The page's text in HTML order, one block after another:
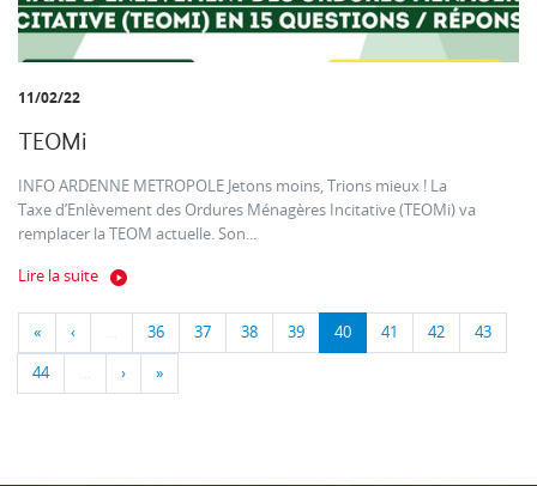
11/02/22
TEOMi
INFO ARDENNE METROPOLE Jetons moins, Trions mieux ! La
Taxe d’Enlèvement des Ordures Ménagères Incitative (TEOMi) va
remplacer la TEOM actuelle. Son...
Lire la suite
« ‹ … 36 37 38 39 40 41 42 43
44 … › »